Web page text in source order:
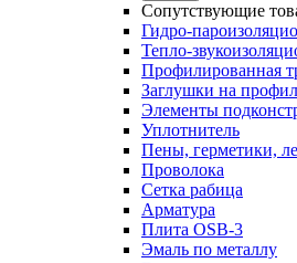
Сопутствующие
Гидро-
Тепло-
Профилированная
Заглушки на
Элементы
Уплотнитель
Пены, герметики,
Проволока
Сетка рабица
Арматура
Плита OSB-3
Эмаль по металлу